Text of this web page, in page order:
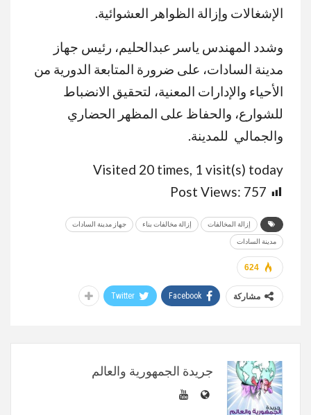
الإشغالات وإزالة الظواهر العشوائية.
وشدد المهندس ياسر عبدالحليم، رئيس جهاز
مدينة السادات، على ضرورة المتابعة الدورية من
الأحياء والإدارات المعنية، لتحقيق الانضباط
للشوارع، والحفاظ على المظهر الحضاري
والجمالي للمدينة.
Visited 20 times, 1 visit(s) today
Post Views: 757
إزالة المخالفات إزالة مخالفات بناء جهاز مدينة السادات
مدينة السادات
624
مشاركة Facebook
Twitter
جريدة الجمهورية والعالم